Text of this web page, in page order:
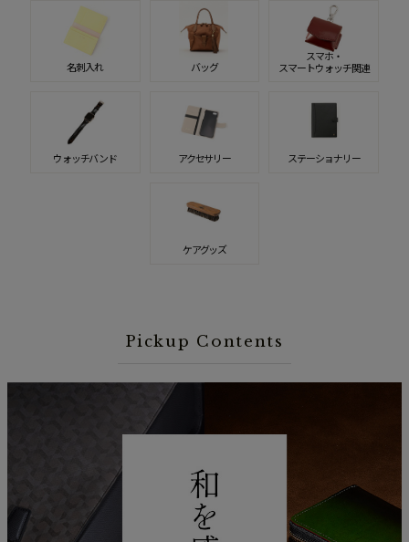
名刺入れ バッグ
スマホ・
スマートウォッチ関連
ウォッチバンド アクセサリー ステーショナリー
ケアグッズ
Pickup Contents